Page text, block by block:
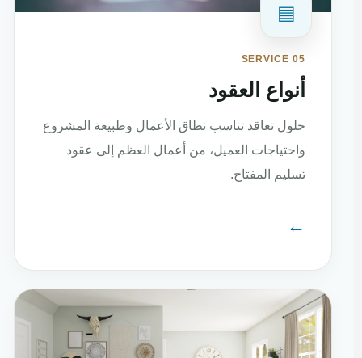
▤
SERVICE 05
أنواع العقود
حلول تعاقد تناسب نطاق الأعمال وطبيعة المشروع
واحتياجات العميل، من أعمال العظم إلى عقود
تسليم المفتاح.
←